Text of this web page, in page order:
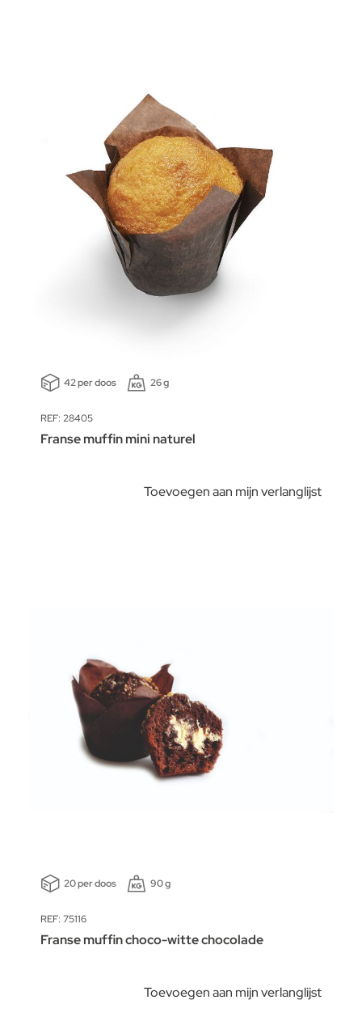
42 per doos 26 g
REF: 28405
Franse muffin mini naturel
Toevoegen aan mijn verlanglijst
20 per doos 90 g
REF: 75116
Franse muffin choco-witte chocolade
Toevoegen aan mijn verlanglijst